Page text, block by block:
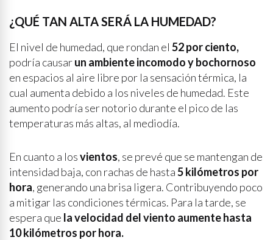
¿QUÉ TAN ALTA SERÁ LA HUMEDAD?
El nivel de humedad, que rondan el 52 por ciento,
podría causarun ambiente incomodo y bochornoso
en espacios al aire libre por la sensación térmica, la
cual aumenta debido a los niveles de humedad. Este
aumento podría ser notorio durante el pico de las
temperaturas más altas, al mediodía.
En cuanto a losvientos, se prevé que se mantengan de
intensidad baja, con rachas de hasta5 kilómetros por
hora, generando una brisa ligera. Contribuyendo poco
a mitigar las condiciones térmicas. Para la tarde, se
espera que la velocidad del viento aumente hasta
10 kilómetros por hora.